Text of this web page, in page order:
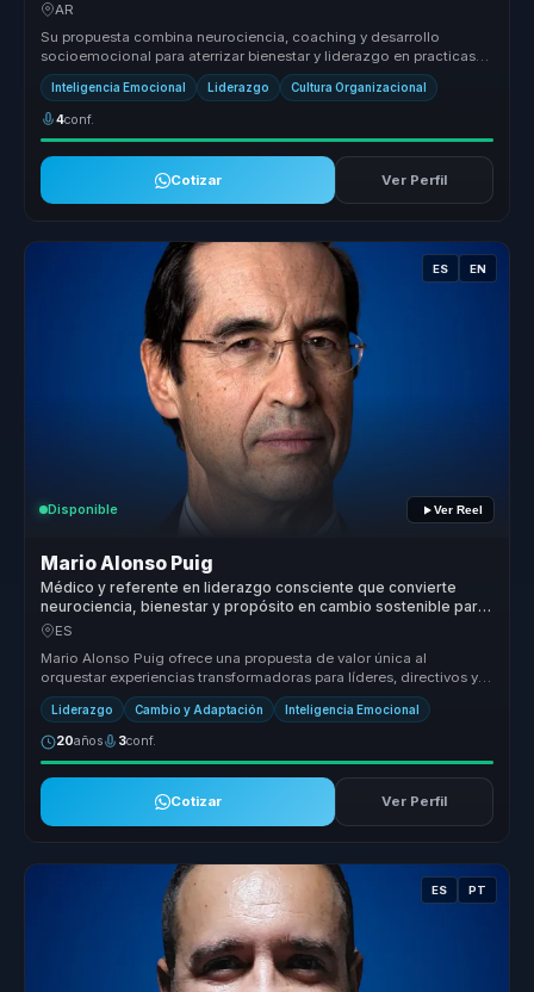
AR
Su propuesta combina neurociencia, coaching y desarrollo
socioemocional para aterrizar bienestar y liderazgo en practicas
concretas. No s...
Inteligencia Emocional Liderazgo Cultura Organizacional
4conf.
Cotizar Ver Perfil
ES EN
Disponible Ver Reel
Mario Alonso Puig
Médico y referente en liderazgo consciente que convierte
neurociencia, bienestar y propósito en cambio sostenible para
líderes y equipos.
ES
Mario Alonso Puig ofrece una propuesta de valor única al
orquestar experiencias transformadoras para líderes, directivos y
responsables d...
Liderazgo Cambio y Adaptación Inteligencia Emocional
20años 3conf.
Cotizar Ver Perfil
ES PT